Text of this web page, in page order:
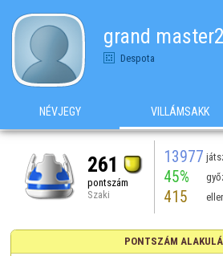
grand
Despota
NÉVJEGY VILLÁMSAKK
261
pontszám
Szaki
13977
45%
415
PONTSZÁM